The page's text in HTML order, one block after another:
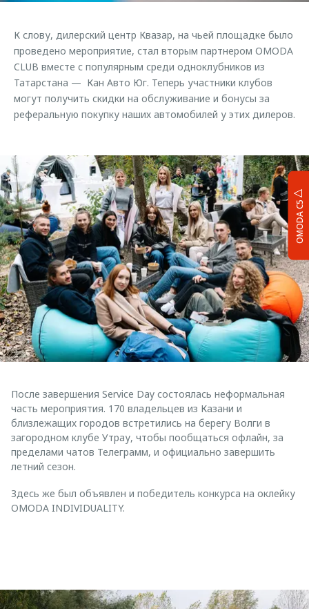
OMODA C5
К слову, дилерский центр Квазар, на чьей площадке было
проведено мероприятие, стал вторым партнером OMODA
CLUB вместе с популярным среди одноклубников из
Татарстана — Кан Авто Юг. Теперь участники клубов
могут получить скидки на обслуживание и бонусы за
реферальную покупку наших автомобилей у этих дилеров.
После завершения Service Day состоялась неформальная
часть мероприятия. 170 владельцев из Казани и
близлежащих городов встретились на берегу Волги в
загородном клубе Утрау, чтобы пообщаться офлайн, за
пределами чатов Телеграмм, и официально завершить
летний сезон.
Здесь же был объявлен и победитель конкурса на оклейку
OMODA INDIVIDUALITY.